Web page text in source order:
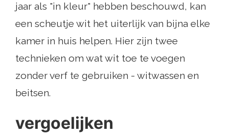
jaar als "in kleur" hebben beschouwd, kan
een scheutje wit het uiterlijk van bijna elke
kamer in huis helpen. Hier zijn twee
technieken om wat wit toe te voegen
zonder verf te gebruiken - witwassen en
beitsen.
vergoelijken